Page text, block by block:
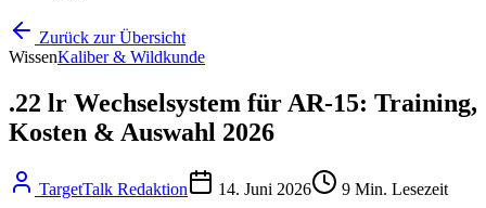
Zurück zur Übersicht
WissenKaliber & Wildkunde
.22 lr Wechselsystem für AR-15: Training,
Kosten & Auswahl 2026
TargetTalk Redaktion 14. Juni 2026 9 Min. Lesezeit